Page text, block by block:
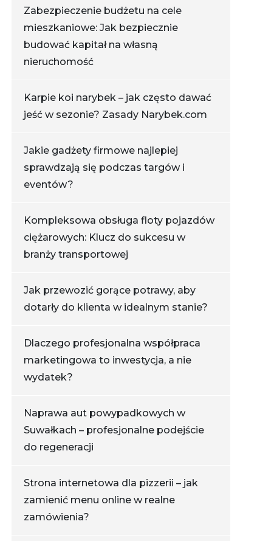
Zabezpieczenie budżetu na cele
mieszkaniowe: Jak bezpiecznie
budować kapitał na własną
nieruchomość
Karpie koi narybek – jak często dawać
jeść w sezonie? Zasady Narybek.com
Jakie gadżety firmowe najlepiej
sprawdzają się podczas targów i
eventów?
Kompleksowa obsługa floty pojazdów
ciężarowych: Klucz do sukcesu w
branży transportowej
Jak przewozić gorące potrawy, aby
dotarły do klienta w idealnym stanie?
Dlaczego profesjonalna współpraca
marketingowa to inwestycja, a nie
wydatek?
Naprawa aut powypadkowych w
Suwałkach – profesjonalne podejście
do regeneracji
Strona internetowa dla pizzerii – jak
zamienić menu online w realne
zamówienia?